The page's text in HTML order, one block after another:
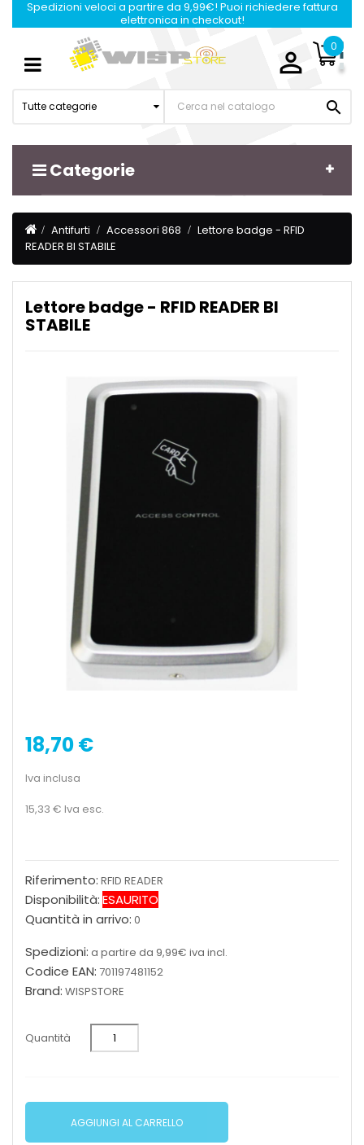
Spedizioni veloci a partire da 9,99€! Puoi richiedere fattura
elettronica in checkout!

0
Tutte categorie 
Categorie
Toggle
Antifurti Accessori 868
Lettore badge - RFID
READER BI STABILE
Lettore badge - RFID READER BI
STABILE
18,70 €
Iva inclusa
15,33 € Iva esc.
Riferimento: RFID READER
Disponibilità:ESAURITO
Quantità in arrivo: 0
Spedizioni: a partire da 9,99€ iva incl.
Codice EAN: 701197481152
Brand: WISPSTORE
Quantità
AGGIUNGI AL CARRELLO